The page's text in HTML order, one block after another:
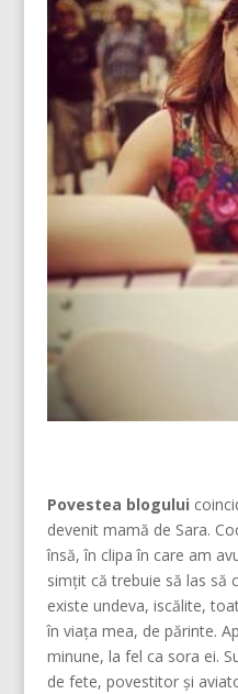
Povestea blogului
devenit mamă de Sara.
însă, în clipa în care am
simțit că trebuie să las să
existe undeva, iscălite,
în viața mea, de părinte.
minune, la fel ca sora ei.
de fete, povestitor și